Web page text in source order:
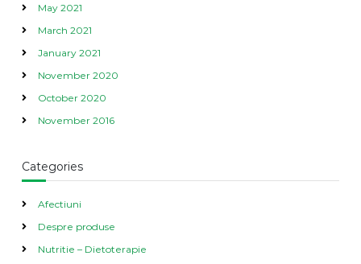
May 2021
March 2021
January 2021
November 2020
October 2020
November 2016
Categories
Afectiuni
Despre produse
Nutritie – Dietoterapie